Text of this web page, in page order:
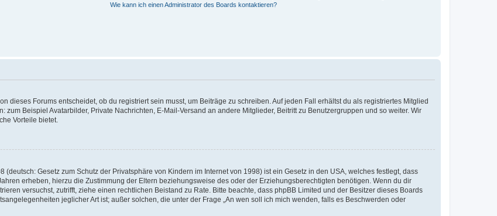
Wie kann ich einen Administrator des Boards kontaktieren?
dieses Forums entscheidet, ob du registriert sein musst, um Beiträge zu schreiben. Auf jeden Fall erhältst du als registriertes Mitglied
zum Beispiel Avatarbilder, Private Nachrichten, E-Mail-Versand an andere Mitglieder, Beitritt zu Benutzergruppen und so weiter. Wir
Vorteile bietet.
(deutsch: Gesetz zum Schutz der Privatsphäre von Kindern im Internet von 1998) ist ein Gesetz in den USA, welches festlegt, dass
erheben, hierzu die Zustimmung der Eltern beziehungsweise des oder der Erziehungsberechtigten benötigen. Wenn du dir
versuchst, zutrifft, ziehe einen rechtlichen Beistand zu Rate. Bitte beachte, dass phpBB Limited und der Besitzer dieses Boards
jeglicher Art ist; außer solchen, die unter der Frage „An wen soll ich mich wenden, falls es Beschwerden oder